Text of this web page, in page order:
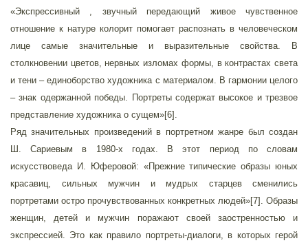
«Экспрессивный , звучный передающий живое чувственное
отношение к натуре колорит помогает распознать в человеческом
лице самые значительные и выразительные свойства. В
столкновении цветов, нервных изломах формы, в контрастах света
и тени – единоборство художника с материалом. В гармонии целого
– знак одержанной победы. Портреты содержат высокое и трезвое
представление художника о сущем»[6].
Ряд значительных произведений в портретном жанре был создан
Ш. Сариевым в 1980-х годах. В этот период по словам
искусствоведа И. Юферовой: «Прежние типические образы юных
красавиц, сильных мужчин и мудрых старцев сменились
портретами остро прочувствованных конкретных людей»[7]. Образы
женщин, детей и мужчин поражают своей заостренностью и
экспрессией. Это как правило портреты-диалоги, в которых герой